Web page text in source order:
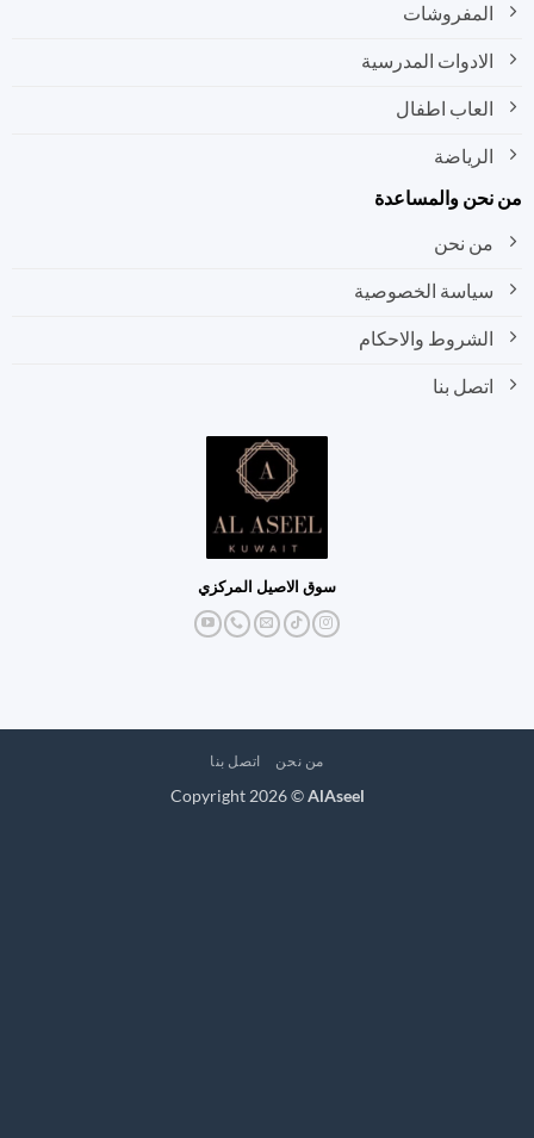
المفروشات
الادوات المدرسية
العاب اطفال
الرياضة
والمساعدة
من نحن
سياسة الخصوصية
الشروط والاحكام
اتصل بنا
سوق الاصيل المركزي
من نحن اتصل بنا
Copyright 2026 ©AlAseel